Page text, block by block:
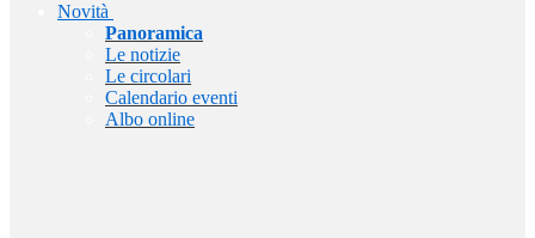
Novità
Panoramica
Le notizie
Le circolari
Calendario eventi
Albo online